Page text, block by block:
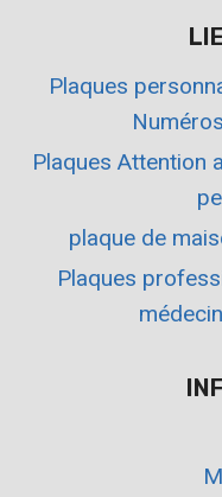
Plaques
Plaques Attention
plaque de
Plaques